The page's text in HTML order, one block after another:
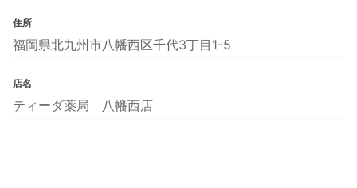
住所
福岡県北九州市八幡西区千代3丁目1-5
店名
ティーダ薬局 八幡西店